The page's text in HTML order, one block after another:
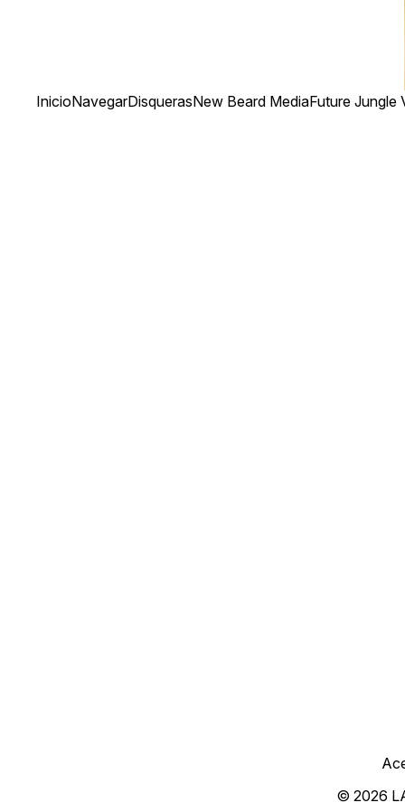
InicioNavegarDisquerasNew Beard MediaFuture Jungle
© 2026